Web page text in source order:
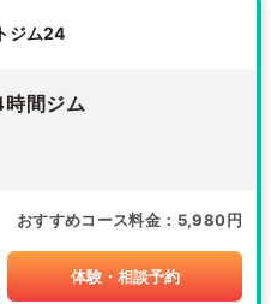
ジム24
間ジム
おすすめコース料金 5,980円
体験・相談予約